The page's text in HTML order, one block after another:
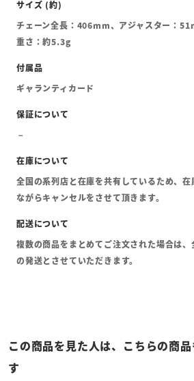
チェーン全長：406mm、アジャスター：
重さ：約5.3g
ギャランティカード
全国の系列店と在庫を共有しているため、
ながらキャンセルをさせて頂きます。
複数の商品をまとめてご注文された場合は
の発送とさせていただきます。
この商品を見た人は、こちらの商
す